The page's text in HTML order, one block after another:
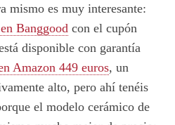
mismo es muy interesante:
Banggood con el cupón
disponible con garantía
Amazon 449 euros, un
alto, pero ahí tenéis
el modelo cerámico de